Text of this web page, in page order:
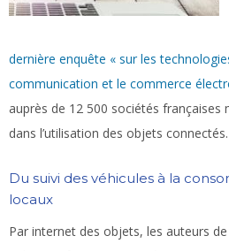
dernière enquête « sur les
communication et le commerce
auprès de 12 500 sociétés françaises
dans l’utilisation des objets connectés.
Du suivi des véhicules à la
locaux
Par internet des objets, les auteurs de